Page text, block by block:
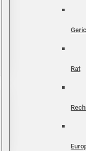
Rat